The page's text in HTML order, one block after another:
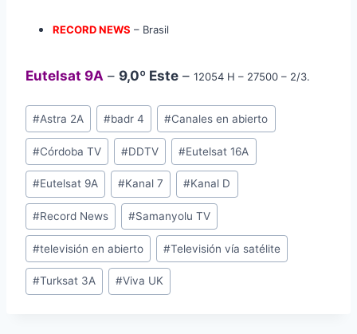
RECORD NEWS – Brasil
Eutelsat 9A – 9,0º Este – 12054 H – 27500 – 2/3.
Etiquetas
de
la
entrada:
#Astra 2A #badr 4 #Canales en abierto
#Córdoba TV #DDTV #Eutelsat 16A
#Eutelsat 9A #Kanal 7 #Kanal D
#Record News #Samanyolu TV
#televisión en abierto #Televisión vía satélite
#Turksat 3A #Viva UK